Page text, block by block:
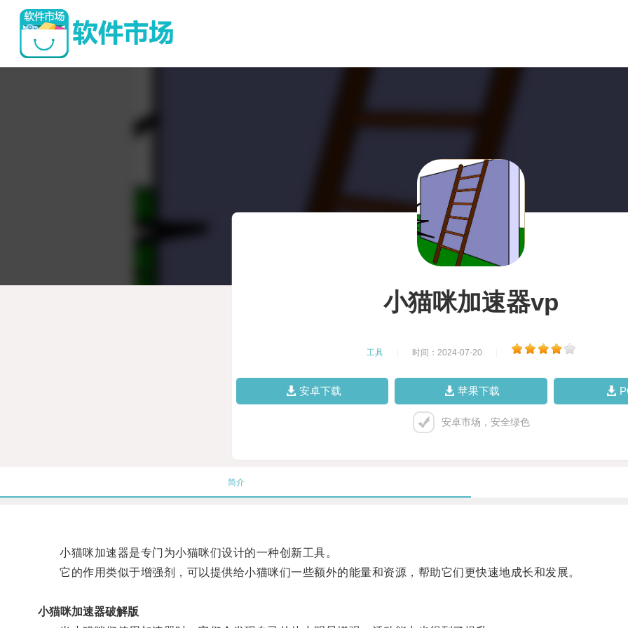
小猫咪加速器vp
工具 时间：2024-07-20
安卓下载 苹果下载
安卓市场，安全绿色
简介
小猫咪加速器是专门为小猫咪们设计的一种创新工具。
它的作用类似于增强剂，可以提供给小猫咪们一些额外的能量和资源，帮助它们更快速地成长和发展。
小猫咪加速器破解版